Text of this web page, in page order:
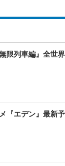
限列車編』全世
『エデン』最新